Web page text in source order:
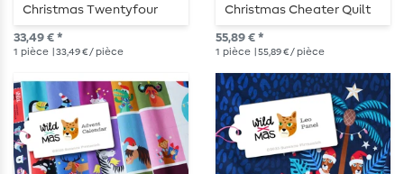
Christmas Twentyfour
Calendrier de l'Avent
33,49 € *
1 pièce | 33,49 € / pièce
Christmas Cheater Quilt
55,89 € *
1 pièce | 55,89 € / pièce